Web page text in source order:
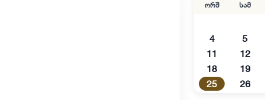
ორშ სამ
4
5
11
12
18
19
25
26